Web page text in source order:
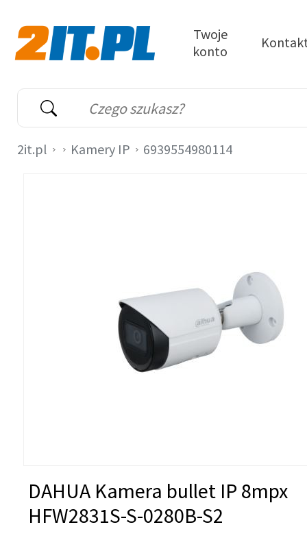
Wyszukiwarka
Słowo kluczowe
Twoje
konto
2it.pl Kamery IP 6939554980114
DAHUA Kamera bullet IP 8mpx
HFW2831S-S-0280B-S2